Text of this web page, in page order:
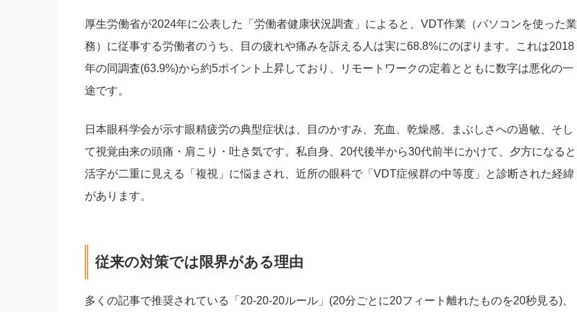
厚生労働省が2024年に公表した「労働者健康状況調査」によると、VDT作業（パソコンを使った業
務）に従事する労働者のうち、目の疲れや痛みを訴える人は実に68.8%にのぼります。これは2018
年の同調査(63.9%)から約5ポイント上昇しており、リモートワークの定着とともに数字は悪化の一
途です。
日本眼科学会が示す眼精疲労の典型症状は、目のかすみ、充血、乾燥感、まぶしさへの過敏、そし
て視覚由来の頭痛・肩こり・吐き気です。私自身、20代後半から30代前半にかけて、夕方になると
活字が二重に見える「複視」に悩まされ、近所の眼科で「VDT症候群の中等度」と診断された経緯
があります。
従来の対策では限界がある理由
多くの記事で推奨されている「20-20-20ルール」(20分ごとに20フィート離れたものを20秒見る)、